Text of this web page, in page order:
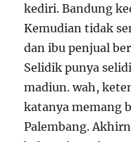
kediri. Bandung
Kemudian tidak
dan ibu penjual
Selidik punya
madiun. wah,
katanya memang
Palembang.